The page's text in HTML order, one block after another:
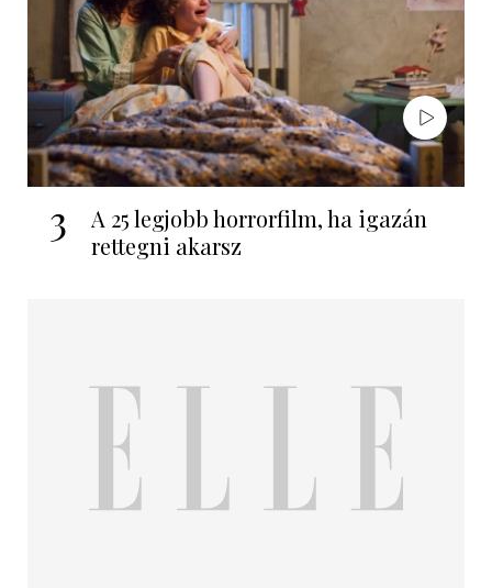
3
A 25 legjobb horrorfilm, ha igazán
rettegni akarsz